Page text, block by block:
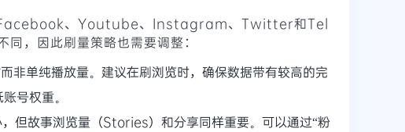
Facebook、Youtube、Instagram、Twitter和Tel
，因此刷量策略也需要调整：
非单纯播放量。建议在刷浏览时，确保数据带有较高的完
号权重。
，但故事浏览量（Stories）和分享同样重要。可以通过“粉